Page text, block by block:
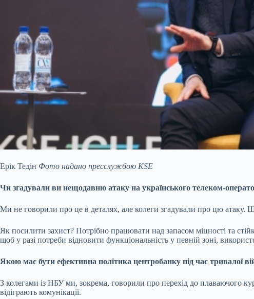
Ерік Тедін Фото надано пресслужбою KSE
Чи згадували ви нещодавню атаку на українського телеком-
Ми не говорили про це в деталях, але колеги згадували про цю атаку.
Як посилити захист? Потрібно працювати над запасом міцності та
щоб у разі потреби відновити функціональність у певній зоні,
Якою має бути ефективна політика центробанку під час тривалої
З колегами із НБУ ми, зокрема, говорили про перехід до плаваючого
відіграють комунікації.